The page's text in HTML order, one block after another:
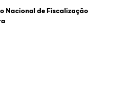
Nacional de Fiscalização